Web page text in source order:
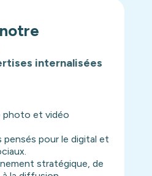
internalisées
photo et vidéo
pour le digital et
stratégique, de